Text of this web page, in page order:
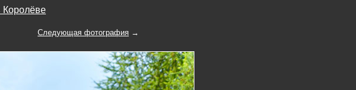
Королёве
Следующая фотография →